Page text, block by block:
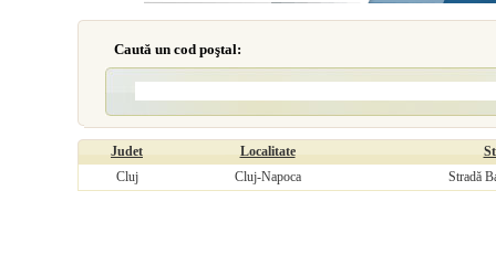
Caută un cod poştal:
Judet Localitate
Cluj
Cluj-Napoca Stradă